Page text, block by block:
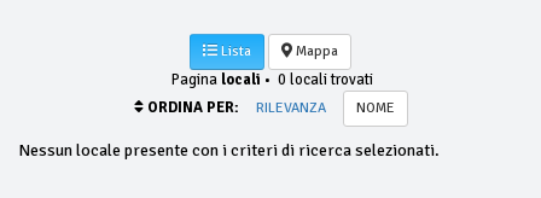
Lista Mappa
Pagina locali • 0 locali trovati
ORDINA PER:
RILEVANZA NOME
Nessun locale presente con i criteri di ricerca selezionati.